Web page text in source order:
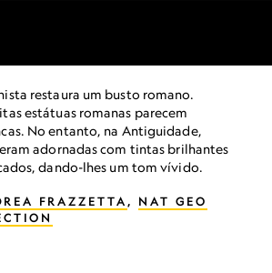
restaura um busto romano.
estátuas romanas parecem
No entanto, na Antiguidade,
adornadas com tintas brilhantes
dando-lhes um tom vívido.
FRAZZETTA , NAT GEO